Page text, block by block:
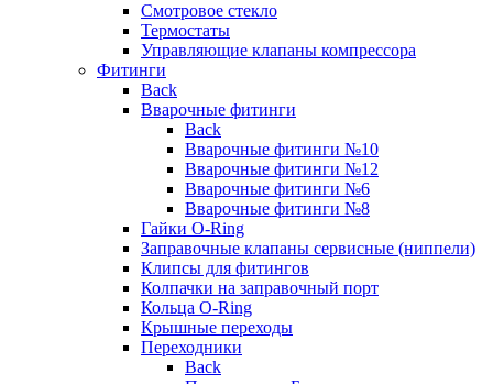
Смотровое стекло
Термостаты
Управляющие клапаны компрессора
Фитинги
Back
Вварочные фитинги
Back
Вварочные фитинги №10
Вварочные фитинги №12
Вварочные фитинги №6
Вварочные фитинги №8
Гайки O-Ring
Заправочные клапаны сервисные (ниппели)
Клипсы для фитингов
Колпачки на заправочный порт
Кольца O-Ring
Крышные переходы
Переходники
Back